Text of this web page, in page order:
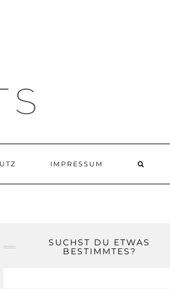
IMPRESSUM
SUCHST DU ETWAS
BESTIMMTES?